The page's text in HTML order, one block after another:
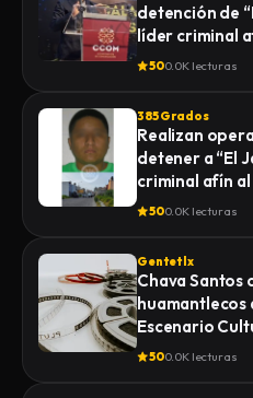
LA FISCALÍA GENERAL
ESTADO (FGJE) INICIÓ
INVESTIGACIÓN POR EL
HOMICIDIO CALIFICADO
QUIEN O QUIENES
RESPONSABLES
detención de
líder criminal
vigilancia 48
500.0K lecturas
385 Grados
Realizan
detener a “El
criminal afín al
500.0K lecturas
Gentetlx
Chava Santos
Escenario
Internacional
500.0K lecturas